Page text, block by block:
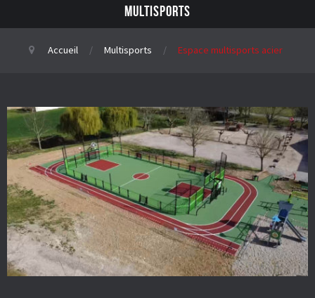
MULTISPORTS
Accueil Multisports Espace multisports acier